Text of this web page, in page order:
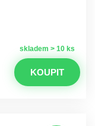
skladem > 10 ks
KOUPIT